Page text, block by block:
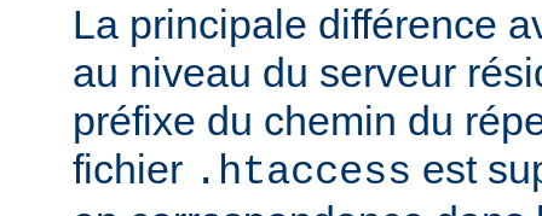
La principale différence
au niveau du serveur
préfixe du chemin du
fichier .htaccess est